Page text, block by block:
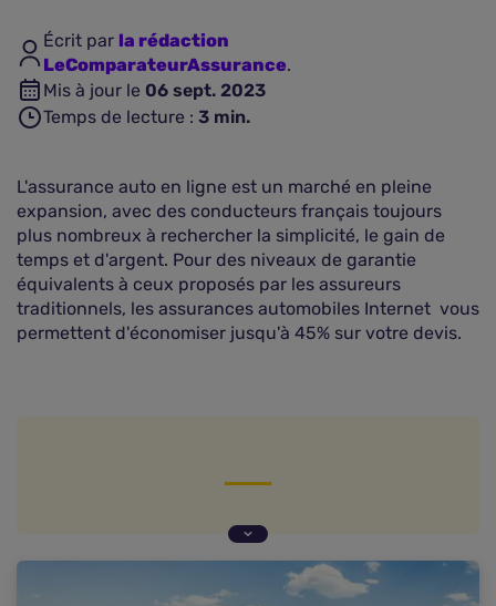
Écrit par la rédaction
LeComparateurAssurance.
Mis à jour le 06 sept. 2023
Temps de lecture : 3 min.
L'assurance auto en ligne est un marché en pleine
expansion, avec des conducteurs français toujours
plus nombreux à rechercher la simplicité, le gain de
temps et d'argent. Pour des niveaux de garantie
équivalents à ceux proposés par les assureurs
traditionnels, les assurances automobiles Internet vous
permettent d'économiser jusqu'à 45% sur votre devis.
FORMULES EQUIVALENTES
ASSURANCE AUTOMOBILE EN LIGNE : LA
GARANTIE DU CONDUCTEUR